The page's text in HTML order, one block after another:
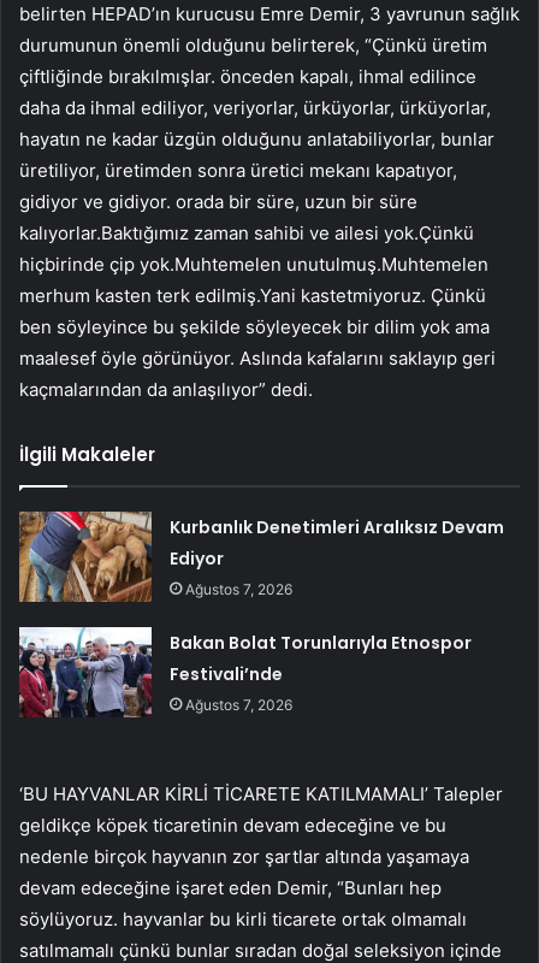
belirten HEPAD’ın kurucusu Emre Demir, 3 yavrunun sağlık
durumunun önemli olduğunu belirterek, “Çünkü üretim
çiftliğinde bırakılmışlar. önceden kapalı, ihmal edilince
daha da ihmal ediliyor, veriyorlar, ürküyorlar, ürküyorlar,
hayatın ne kadar üzgün olduğunu anlatabiliyorlar, bunlar
üretiliyor, üretimden sonra üretici mekanı kapatıyor,
gidiyor ve gidiyor. orada bir süre, uzun bir süre
kalıyorlar.Baktığımız zaman sahibi ve ailesi yok.Çünkü
hiçbirinde çip yok.Muhtemelen unutulmuş.Muhtemelen
merhum kasten terk edilmiş.Yani kastetmiyoruz. Çünkü
ben söyleyince bu şekilde söyleyecek bir dilim yok ama
maalesef öyle görünüyor. Aslında kafalarını saklayıp geri
kaçmalarından da anlaşılıyor” dedi.
İlgili Makaleler
Kurbanlık Denetimleri Aralıksız Devam
Ediyor
Ağustos 7, 2026
Bakan Bolat Torunlarıyla Etnospor
Festivali’nde
Ağustos 7, 2026
‘BU HAYVANLAR KİRLİ TİCARETE KATILMAMALI’ Talepler
geldikçe köpek ticaretinin devam edeceğine ve bu
nedenle birçok hayvanın zor şartlar altında yaşamaya
devam edeceğine işaret eden Demir, “Bunları hep
söylüyoruz. hayvanlar bu kirli ticarete ortak olmamalı
satılmamalı çünkü bunlar sıradan doğal seleksiyon içinde